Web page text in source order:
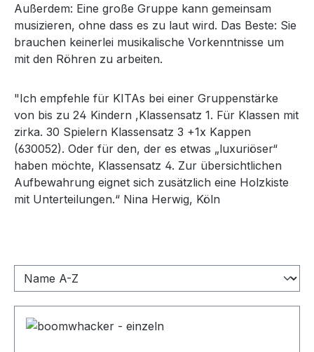
Außerdem: Eine große Gruppe kann gemeinsam
musizieren, ohne dass es zu laut wird. Das Beste: Sie
brauchen keinerlei musikalische Vorkenntnisse um
mit den Röhren zu arbeiten.
"Ich empfehle für KITAs bei einer Gruppenstärke
von bis zu 24 Kindern ,Klassensatz 1. Für Klassen mit
zirka. 30 Spielern Klassensatz 3 +1x Kappen
(630052). Oder für den, der es etwas „luxuriöser“
haben möchte, Klassensatz 4. Zur übersichtlichen
Aufbewahrung eignet sich zusätzlich eine Holzkiste
mit Unterteilungen.“ Nina Herwig, Köln